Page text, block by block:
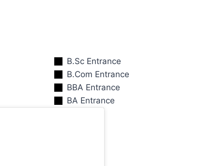
B.Sc Entrance
B.Com Entrance
BBA Entrance
BA Entrance